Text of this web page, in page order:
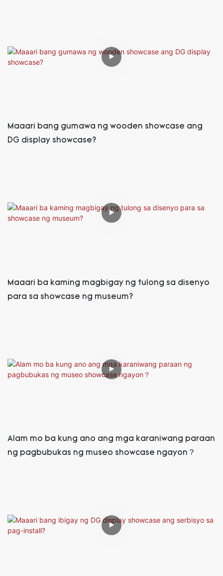
Maaari bang gumawa ng wooden showcase ang
DG display showcase?
Maaari ba kaming magbigay ng tulong sa disenyo
para sa showcase ng museum?
Alam mo ba kung ano ang mga karaniwang paraan
ng pagbubukas ng museo showcase ngayon？